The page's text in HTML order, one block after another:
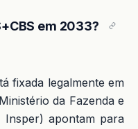
em 2033?
fixada legalmente em
da Fazenda e
Insper) apontam para